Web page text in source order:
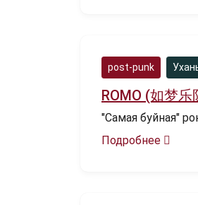
post-punk
ROMO (如梦乐
"Самая буйная"
Подробнее